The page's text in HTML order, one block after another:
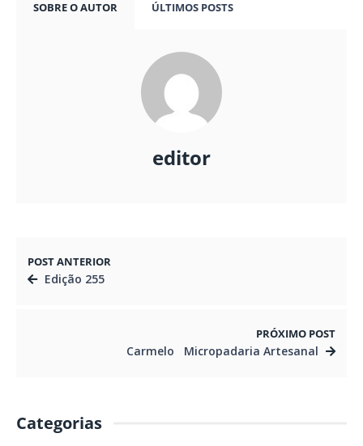
SOBRE O AUTOR ÚLTIMOS POSTS
editor
POST ANTERIOR
Edição 255
PRÓXIMO POST
Carmelo Micropadaria Artesanal
Categorias